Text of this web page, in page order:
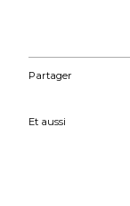
Partager
Et aussi